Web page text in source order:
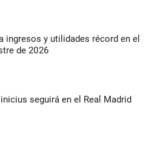
ingresos y utilidades récord en el
de 2026
seguirá en el Real Madrid